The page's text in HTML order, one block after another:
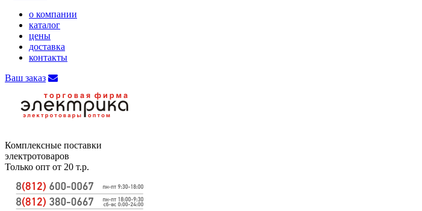
о компании
каталог
цены
доставка
контакты
Ваш заказ
Комплексные поставки
электротоваров
Только опт от 20 т.р.